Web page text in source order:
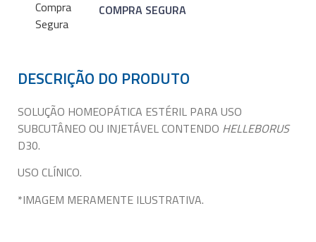
COMPRA SEGURA
DESCRIÇÃO DO PRODUTO
SOLUÇÃO HOMEOPÁTICA ESTÉRIL PARA USO
SUBCUTÂNEO OU INJETÁVEL CONTENDO HELLEBORUS
D30.
USO CLÍNICO.
*IMAGEM MERAMENTE ILUSTRATIVA.